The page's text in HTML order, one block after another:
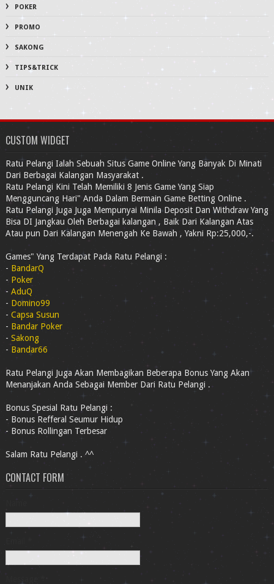
POKER
PROMO
SAKONG
TIPS&TRICK
UNIK
CUSTOM WIDGET
Ratu Pelangi Ialah Sebuah Situs Game Online Yang Banyak Di Minati
Dari Berbagai Kalangan Masyarakat .
Ratu Pelangi Kini Telah Memiliki 8 Jenis Game Yang Siap
Mengguncang Hari" Anda Dalam Bermain Game Betting Online .
Ratu Pelangi Juga Juga Mempunyai Minila Deposit Dan Withdraw Yang
Bisa DI Jangkau Oleh Berbagai kalangan , Baik Dari Kalangan Atas
Atau pun Dari Kalangan Menengah Ke Bawah , Yakni Rp:25,000,-.
Games" Yang Terdapat Pada Ratu Pelangi :
- BandarQ
- Poker
- AduQ
- Domino99
- Capsa Susun
- Bandar Poker
- Sakong
- Bandar66
Ratu Pelangi Juga Akan Membagikan Beberapa Bonus Yang Akan
Menanjakan Anda Sebagai Member Dari Ratu Pelangi .
Bonus Spesial Ratu Pelangi :
- Bonus Refferal Seumur Hidup
- Bonus Rollingan Terbesar
Salam Ratu Pelangi . ^^
CONTACT FORM